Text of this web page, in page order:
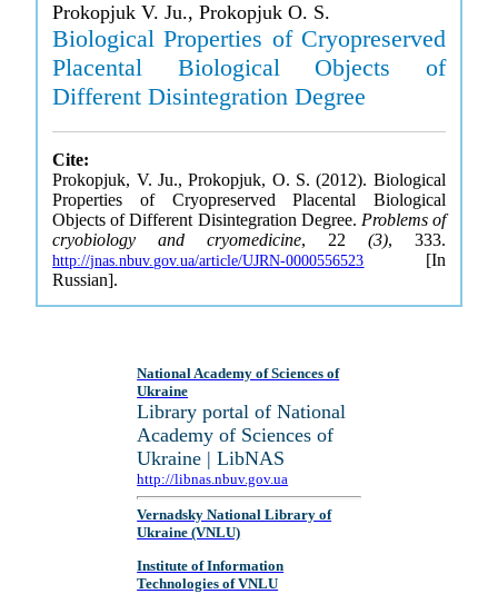
Prokopjuk V. Ju., Prokopjuk O. S.
Biological Properties of Cryopreserved
Placental Biological Objects of
Different Disintegration Degree
Cite:
Prokopjuk, V. Ju., Prokopjuk, O. S. (2012). Biological
Properties of Cryopreserved Placental Biological
Objects of Different Disintegration Degree. Problems of
cryobiology and cryomedicine, 22 (3), 333.
http://jnas.nbuv.gov.ua/article/UJRN-0000556523 [In
Russian].
National Academy of Sciences of
Ukraine
Library portal of National
Academy of Sciences of
Ukraine | LibNAS
http://libnas.nbuv.gov.ua
Vernadsky National Library of
Ukraine (VNLU)
Institute of Information
Technologies of VNLU